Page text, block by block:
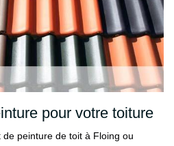
pour votre toiture
peinture de toit à Floing ou